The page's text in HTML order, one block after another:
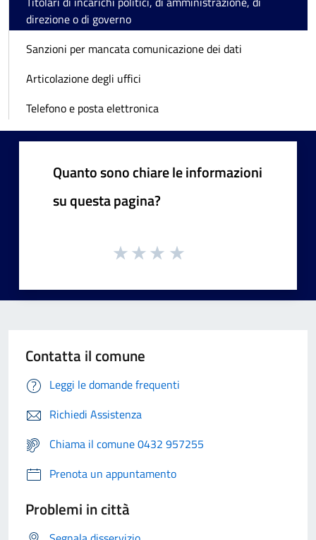
direzione o di governo
Sanzioni per mancata comunicazione dei dati
Articolazione degli uffici
Telefono e posta elettronica
Quanto sono chiare le informazioni
su questa pagina?
Contatta il comune
Leggi le domande frequenti
Richiedi Assistenza
Chiama il comune 0432 957255
Prenota un appuntamento
Problemi in città